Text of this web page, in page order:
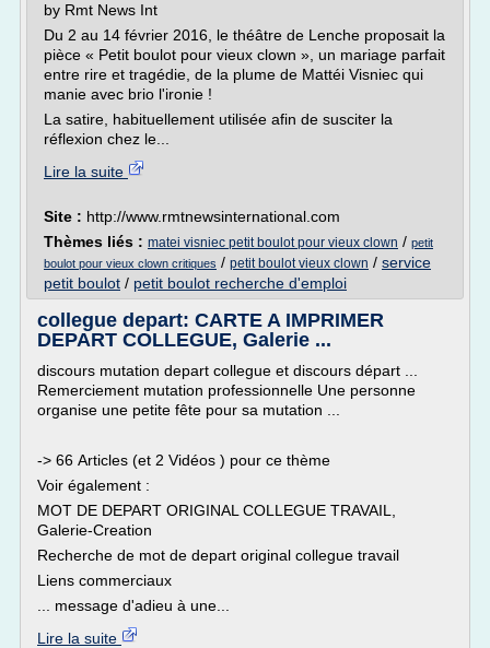
by Rmt News Int
Du 2 au 14 février 2016, le théâtre de Lenche proposait la
pièce « Petit boulot pour vieux clown », un mariage parfait
entre rire et tragédie, de la plume de Mattéi Visniec qui
manie avec brio l'ironie !
La satire, habituellement utilisée afin de susciter la
réflexion chez le...
Lire la suite
Site : http://www.rmtnewsinternational.com
Thèmes liés : matei visniec petit boulot pour vieux clown / petit
boulot pour vieux clown critiques / petit boulot vieux clown / service
petit boulot / petit boulot recherche d'emploi
collegue depart: CARTE A IMPRIMER
DEPART COLLEGUE, Galerie ...
discours mutation depart collegue et discours départ ...
Remerciement mutation professionnelle Une personne
organise une petite fête pour sa mutation ...
-> 66 Articles (et 2 Vidéos ) pour ce thème
Voir également :
MOT DE DEPART ORIGINAL COLLEGUE TRAVAIL,
Galerie-Creation
Recherche de mot de depart original collegue travail
Liens commerciaux
... message d'adieu à une...
Lire la suite